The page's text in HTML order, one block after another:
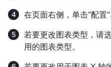
在页面右侧，单击“配置
若要更改图表类型，请
用的图表类型。